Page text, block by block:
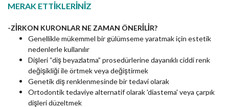
MERAK ETTİKLERİNİZ
-ZİRKON KURONLAR NE ZAMAN ÖNERİLİR?
Genellikle mükemmel bir gülümseme yaratmak için estetik
nedenlerle kullanılır
Dişleri “diş beyazlatma” prosedürlerine dayanıklı ciddi renk
değişikliği ile örtmek veya değiştirmek
Genetik diş renklenmesinde bir tedavi olarak
Ortodontik tedaviye alternatif olarak 'diastema' veya çarpık
dişleri düzeltmek